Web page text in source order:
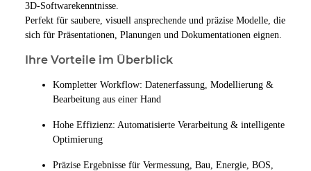
3D-Softwarekenntnisse.
Perfekt für saubere, visuell ansprechende und präzise Modelle, die
sich für Präsentationen, Planungen und Dokumentationen eignen.
Ihre Vorteile im Überblick
Kompletter Workflow: Datenerfassung, Modellierung &
Bearbeitung aus einer Hand
Hohe Effizienz: Automatisierte Verarbeitung & intelligente
Optimierung
Präzise Ergebnisse für Vermessung, Bau, Energie, BOS,